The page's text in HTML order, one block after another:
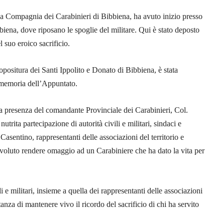
Compagnia dei Carabinieri di Bibbiena, ha avuto inizio presso
dove riposano le spoglie del militare. Qui è stato deposto
suo eroico sacrificio.
dei Santi Ippolito e Donato di Bibbiena, è stata
dell’Appuntato.
del comandante Provinciale dei Carabinieri, Col.
partecipazione di autorità civili e militari, sindaci e
rappresentanti delle associazioni del territorio e
rendere omaggio ad un Carabiniere che ha dato la vita per
e militari, insieme a quella dei rappresentanti delle associazioni
di mantenere vivo il ricordo del sacrificio di chi ha servito